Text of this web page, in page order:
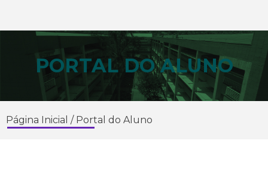
PORTAL DO ALUNO
Página Inicial / Portal do Aluno